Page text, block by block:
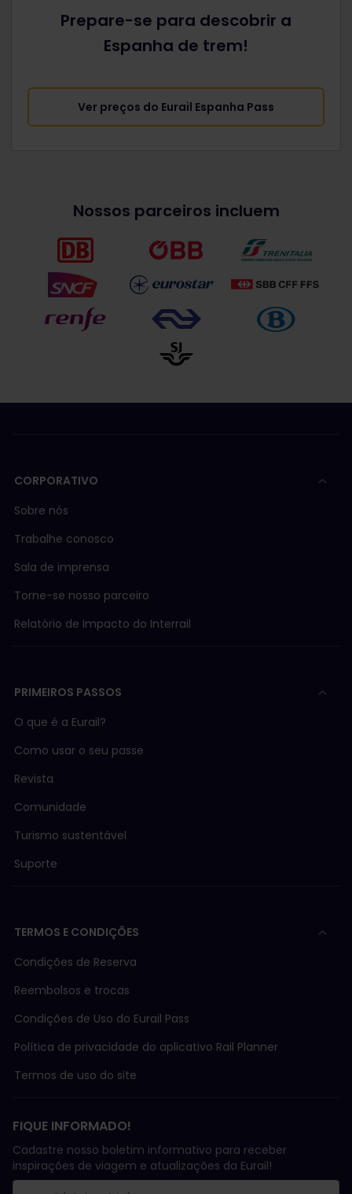
Prepare-se para descobrir a
Espanha de trem!
Ver preços do Eurail Espanha Pass
Nossos parceiros incluem
CORPORATIVO
Sobre nós
Trabalhe conosco
Sala de imprensa
Torne-se nosso parceiro
Relatório de Impacto do Interrail
PRIMEIROS PASSOS
O que é a Eurail?
Como usar o seu passe
Revista
Comunidade
Turismo sustentável
Suporte
TERMOS E CONDIÇÕES
Condições de Reserva
Reembolsos e trocas
Condições de Uso do Eurail Pass
Política de privacidade do aplicativo Rail Planner
Termos de uso do site
FIQUE INFORMADO!
Cadastre nosso boletim informativo para receber
inspirações de viagem e atualizações da Eurail!